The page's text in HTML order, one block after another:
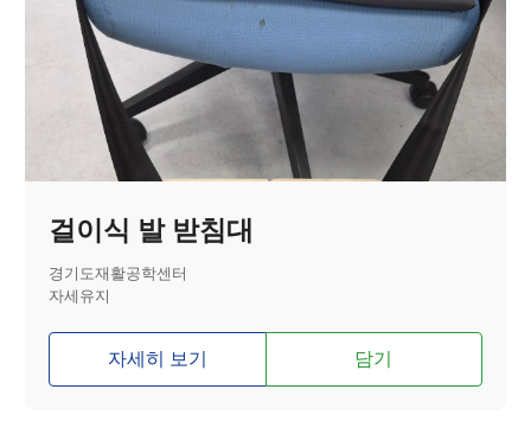
걸이식 발 받침대
경기도재활공학센터
자세유지
자세히 보기 담기